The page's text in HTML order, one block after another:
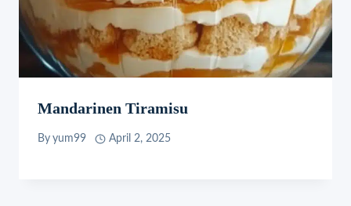
Mandarinen Tiramisu
By yum99 April 2, 2025